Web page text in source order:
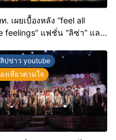
. เผยเบื้องหลัง “feel all
feelings” แฟชั่น “ลิซ่า” และ
วิถีไทยในทุกเฟรม
ปข่าว youtube
งเที่ยวตามใจ